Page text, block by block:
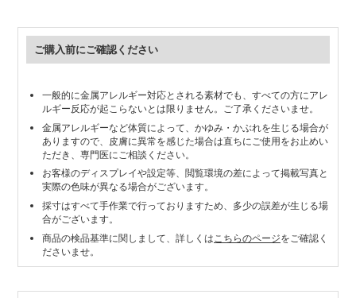
ご購入前にご確認ください
一般的に金属アレルギー対応とされる素材でも、すべての方にアレ
ルギー反応が起こらないとは限りません。ご了承くださいませ。
金属アレルギーなど体質によって、かゆみ・かぶれを生じる場合が
ありますので、皮膚に異常を感じた場合は直ちにご使用をお止めい
ただき、専門医にご相談ください。
お客様のディスプレイや設定等、閲覧環境の差によって掲載写真と
実際の色味が異なる場合がございます。
採寸はすべて手作業で行っておりますため、多少の誤差が生じる場
合がございます。
商品の検品基準に関しまして、詳しくはこちらのページをご確認く
ださいませ。